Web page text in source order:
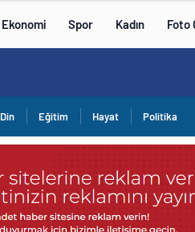
Ekonomi Spor Kadın Foto
Din Eğitim Hayat Politika